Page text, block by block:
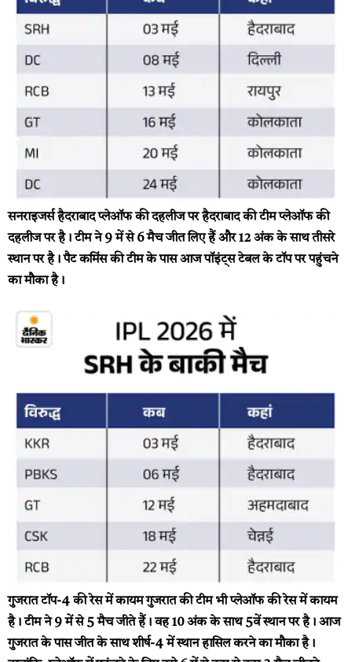
सनराइजर्स हैदराबाद प्लेऑफ की दहलीज परहैदराबाद की टीम प्लेऑफ की
दहलीज पर है। टीम ने 9 में से 6 मैच जीत लिए हैं और 12 अंक के साथ तीसरे
स्थान पर है। पैट कमिंस की टीम के पास आज पॉइंट्स टेबल के टॉप पर पहुंचने
का मौका है।
गुजरात टॉप-4 की रेस में कायमगुजरात की टीम भी प्लेऑफ की रेस में कायम
है। टीम ने 9 में से 5 मैच जीते हैं। वह 10 अंक के साथ 5वें स्थान पर है। आज
गुजरात के पास जीत के साथ शीर्ष-4 में स्थान हासिल करने का मौका है।